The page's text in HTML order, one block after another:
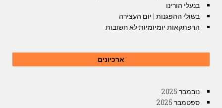
בנעלי הורינו
בשולי ההפגנות | יום העצירה
הרפתקאות יומיומיות לא חשובות
ארכיונים
נובמבר 2025
ספטמבר 2025